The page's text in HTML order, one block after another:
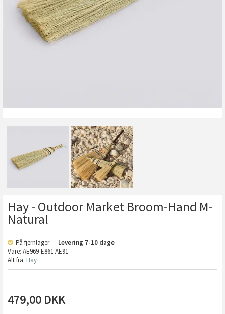
Hay - Outdoor Market Broom-Hand M-
Natural
På fjernlager Levering 7-10 dage
Vare: AE969-E861-AE91
Alt fra: Hay
479,00 DKK